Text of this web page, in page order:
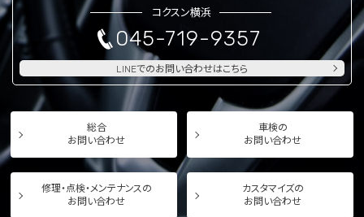
コクスン横浜
045-719-9357
LINEでのお問い合わせはこちら
総合
お問い合わせ
車検の
お問い合わせ
修理・点検・メンテナンスの
お問い合わせ
カスタマイズの
お問い合わせ